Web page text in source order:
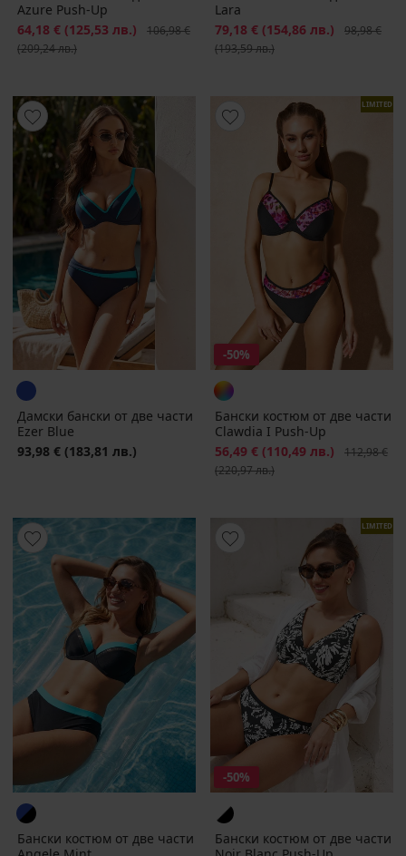
Azure Push-Up
Намаление
64,18 € (125,53 лв.) Първоначална цена
106,98 €
(209,24 лв.)
Lara
Намаление
79,18 € (154,86 лв.)
98,98 €
(193,59 лв.)
Дамски бански от две части
Ezer Blue
93,98 € (183,81 лв.)
LIMITED
-50%
Бански костюм от две части
Clawdia I Push-Up
Намаление
56,49 € (110,49 лв.)
112,98 €
(220,97 лв.)
Бански костюм от две части
LIMITED
-50%
Бански костюм от две части